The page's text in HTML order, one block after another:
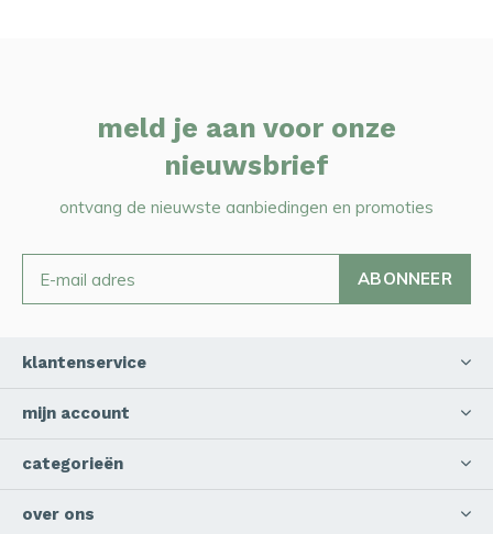
meld je aan voor onze
nieuwsbrief
ontvang de nieuwste aanbiedingen en promoties
ABONNEER
klantenservice
mijn account
categorieën
over ons